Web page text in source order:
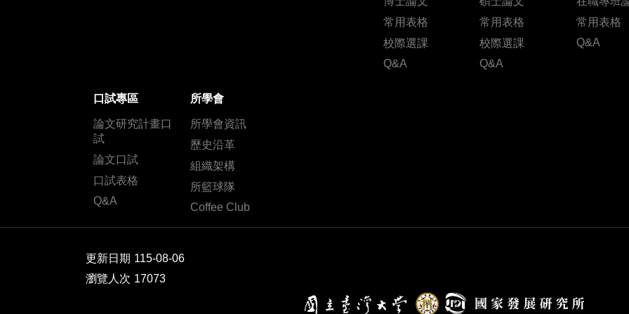
常用表格
校際選課
Q&A
常用表格
校際選課
Q&A
常用表格
Q&A
口試專區
論文研究計畫口
試
論文口試
口試表格
Q&A
所學會
所學會資訊
歷史沿革
組織架構
所籃球隊
Coffee Club
更新日期 115-08-06
瀏覽人次 17073